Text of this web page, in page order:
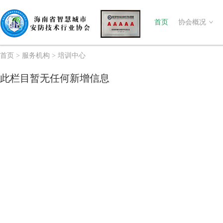
首页 协会概况
首页 > 服务机构 > 培训中心
此栏目暂无任何新增信息